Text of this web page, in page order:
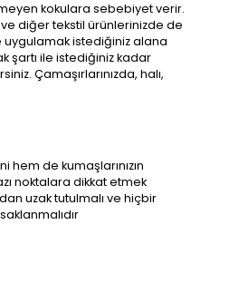
kokulara sebebiyet verir.
diğer tekstil ürünlerinizde de
uygulamak istediğiniz alana
şartı ile istediğiniz kadar
Çamaşırlarınızda, halı,
hem de kumaşlarınızın
noktalara dikkat etmek
uzak tutulmalı ve hiçbir